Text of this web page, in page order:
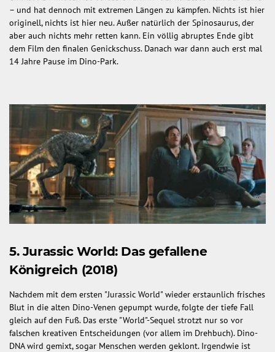
– und hat dennoch mit extremen Längen zu kämpfen. Nichts ist hier
originell, nichts ist hier neu. Außer natürlich der Spinosaurus, der
aber auch nichts mehr retten kann. Ein völlig abruptes Ende gibt
dem Film den finalen Genickschuss. Danach war dann auch erst mal
14 Jahre Pause im Dino-Park.
5. Jurassic World: Das gefallene
Königreich (2018)
Nachdem mit dem ersten "Jurassic World" wieder erstaunlich frisches
Blut in die alten Dino-Venen gepumpt wurde, folgte der tiefe Fall
gleich auf den Fuß. Das erste "World"-Sequel strotzt nur so vor
falschen kreativen Entscheidungen (vor allem im Drehbuch). Dino-
DNA wird gemixt, sogar Menschen werden geklont. Irgendwie ist